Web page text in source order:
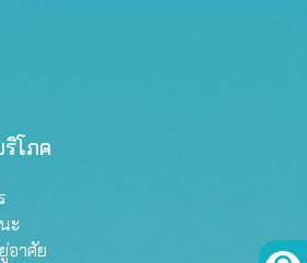
โภค
ะ
อาศัย